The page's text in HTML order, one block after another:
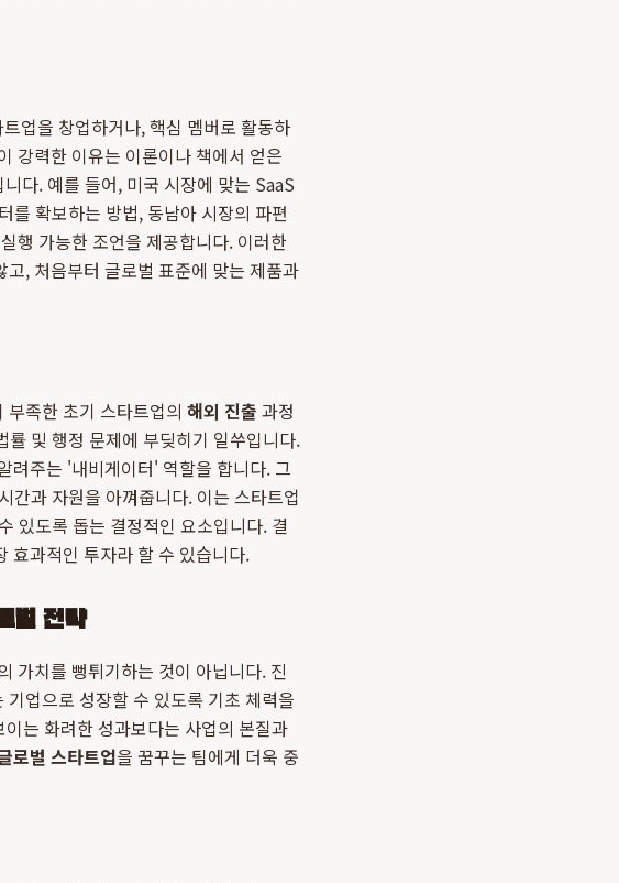
업을 창업하거나, 핵심 멤버로 활동하
강력한 이유는 이론이나 책에서 얻은
다. 예를 들어, 미국 시장에 맞는 SaaS
를 확보하는 방법, 동남아 시장의 파편
행 가능한 조언을 제공합니다. 이러한
, 처음부터 글로벌 표준에 맞는 제품과
족한 초기 스타트업의 해외 진출 과정
및 행정 문제에 부딪히기 일쑤입니다.
려주는 '내비게이터' 역할을 합니다. 그
간과 자원을 아껴줍니다. 이는 스타트업
있도록 돕는 결정적인 요소입니다. 결
효과적인 투자라 할 수 있습니다.
벌 전략
가치를 뻥튀기하는 것이 아닙니다. 진
업으로 성장할 수 있도록 기초 체력을
는 화려한 성과보다는 사업의 본질과
로벌 스타트업을 꿈꾸는 팀에게 더욱 중